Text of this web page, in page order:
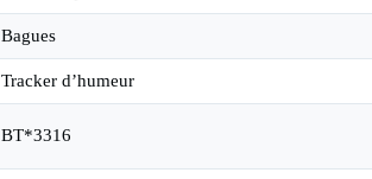
Bagues
Tracker d’humeur
BT*3316